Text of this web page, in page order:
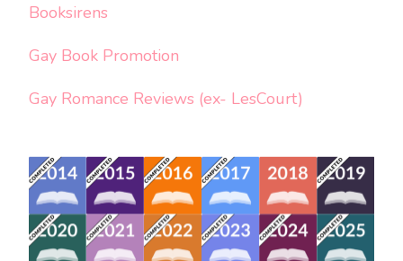
Booksirens
Gay Book Promotion
Gay Romance Reviews (ex- LesCourt)